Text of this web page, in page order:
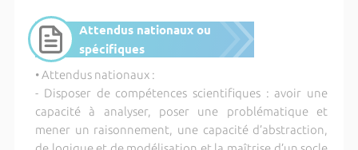
Attendus nationaux ou
spécifiques
• Attendus nationaux :
- Disposer de compétences scientifiques : avoir une
capacité à analyser, poser une problématique et
mener un raisonnement, une capacité d’abstraction,